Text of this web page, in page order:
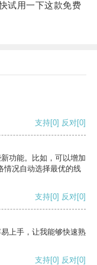
用一下这款免费
支持[0] 反对[0]
功能。比如，可以增加
情况自动选择最优的线
支持[0] 反对[0]
上手，让我能够快速熟
支持[0] 反对[0]